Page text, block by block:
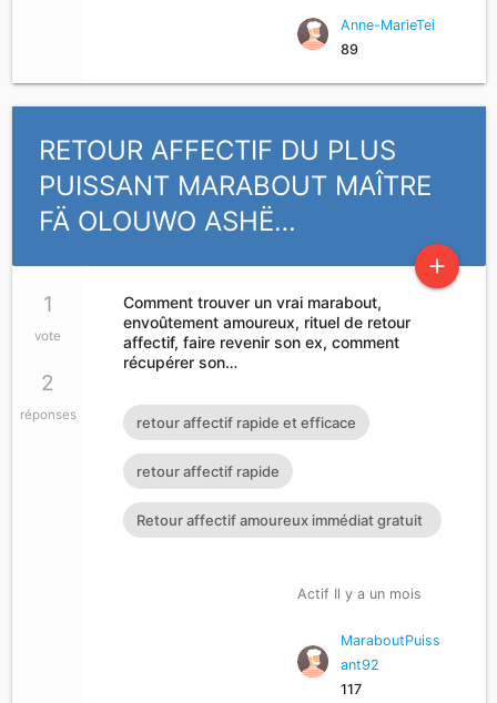
Anne-MarieTei
89
RETOUR AFFECTIF DU PLUS
PUISSANT MARABOUT MAÎTRE
FÄ OLOUWO ASHË…
add
1
vote
2
réponses
Comment trouver un vrai marabout,
envoûtement amoureux, rituel de retour
affectif, faire revenir son ex, comment
récupérer son…
retour affectif rapide et efficace
retour affectif rapide
Retour affectif amoureux immédiat gratuit
Actif Il y a un mois
MaraboutPuiss
ant92
117